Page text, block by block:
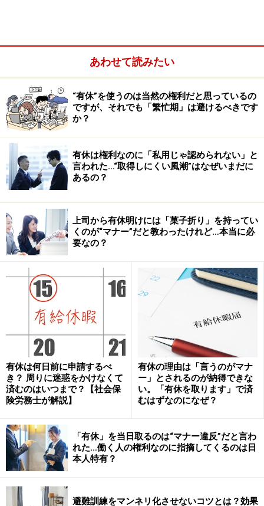
■厚生年金の支給開始年齢引き上げに関係した法改正で
す
現在、厚生年金は、特別支給の老齢厚生年金（報酬比例
部分）が60歳から支給されています。年金は定年後の重
要な収入の源ですね。実はこの年金、来年（平成25年4
月1日）から支給開始年齢が徐々に引き上がります。具
体的には来年4月1日以降、61歳になるまでは年金が支給
されなくなる人が出てくるのです。無年金の空白の1年
が生じるというわけです。この空白の期間は徐々に引き
あがって平成37年4月1日になると、年金の支給開始年齢
は65歳となることが決まっています。
定年後、継続雇用制度がないと、このような無年金・無
収入の状況が生じる恐れが生じますね。雇用継続と年金
支給をセットで考える労務管理の時代に入ったのです。
また希望者全員の継続雇用制度はまさに社会的な要求と
もいえるのでしょう。実施日はまもなくです。今回の記
事で、なにがどう変わるのかご理解いただくと同時に、
あわせて読みたい
“有休”を使うのは当然の権利だと思っているの
ですが、それでも「繁忙期」は避けるべきです
か？
有休は権利なのに「私用じゃ認められない」と
言われた…“取得しにくい風潮”はなぜいまだに
あるの？
上司から有休明けには「菓子折り」を持ってい
くのが“マナー”だと教わったけれど…本当に必
要なの？
有休は何日前に申請するべ
き？ 周りに迷惑をかけなくて
済むのはいつまで？【社会保
険労務士が解説】
有休の理由は「言うのがマナ
ー」とされるのが納得できな
い。「有休を取ります」で済
むはずなのになぜ？
「有休」を当日取るのは“マナー違反”だと言わ
れた…働く人の権利なのに指摘してくるのは日
本人特有？
避難訓練をマンネリ化させないコツとは？効果